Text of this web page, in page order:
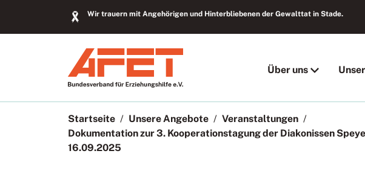
Wir trauern mit Angehörigen und Hinterbliebenen der Gewalttat in Stade.
Über uns
Startseite Unsere Angebote
Veranstaltungen
Dokumentation zur 3. Kooperationstagung der Diakonissen
16.09.2025